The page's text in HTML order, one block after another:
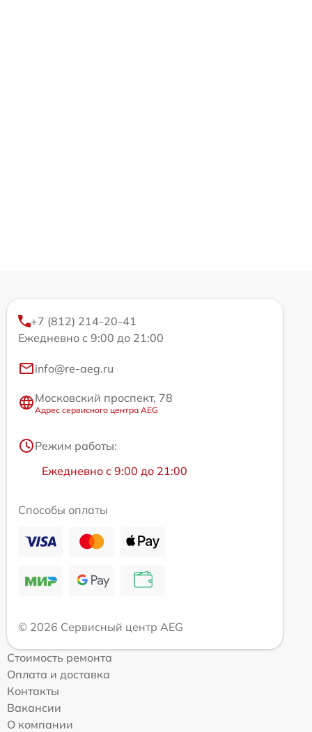
+7 (812) 214-20-41
Ежедневно с 9:00 до 21:00
info@re-aeg.ru
Московский проспект, 78
Адрес сервисного центра AEG
Режим работы:
Ежедневно с 9:00 до 21:00
Способы оплаты
© 2026 Сервисный центр AEG
Стоимость ремонта
Оплата и доставка
Контакты
Вакансии
О компании